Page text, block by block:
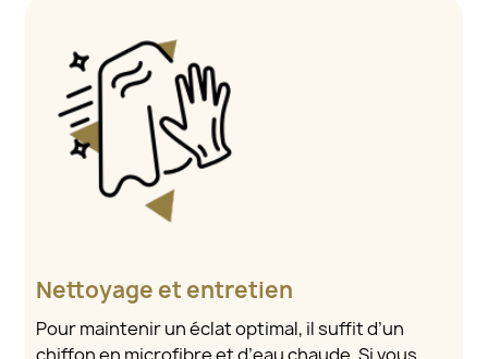
Nettoyage et entretien
Pour maintenir un éclat optimal, il suffit d’un